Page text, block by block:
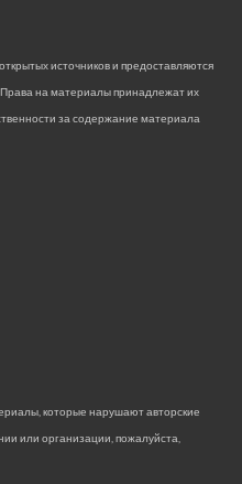
источников и предоставляются
на материалы принадлежат их
за содержание материала
которые нарушают авторские
или организации, пожалуйста,